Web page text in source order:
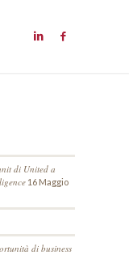
di United a
16 Maggio
di business